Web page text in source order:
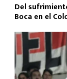
Del
Boca en el